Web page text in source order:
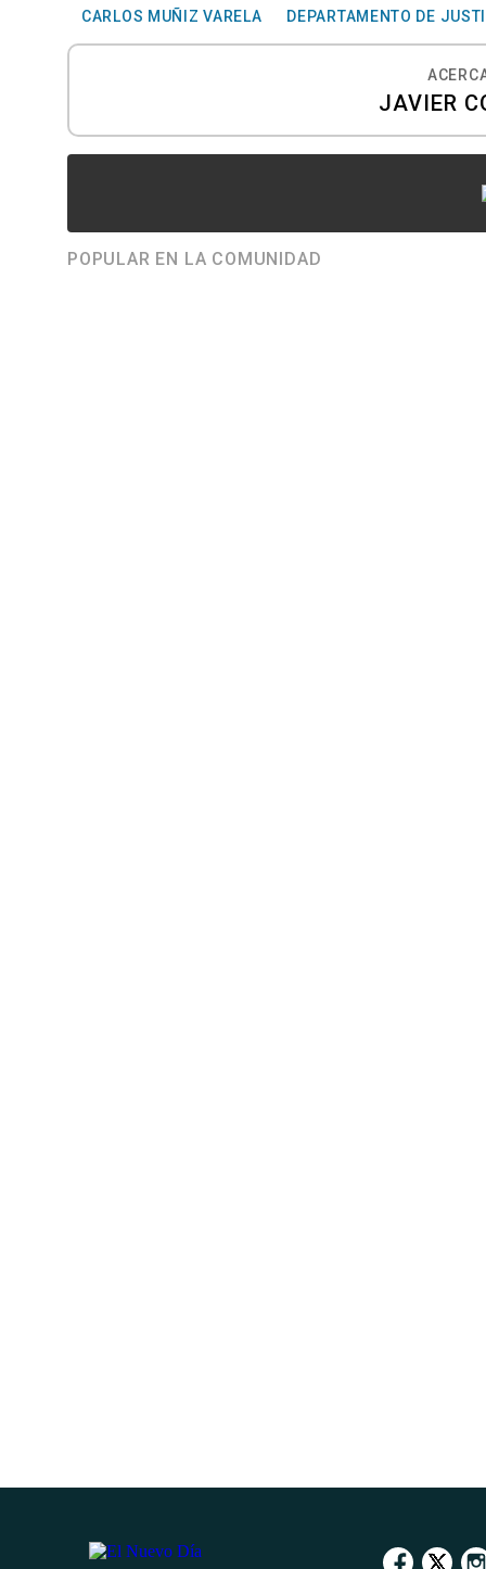
CARLOS MUÑIZ VARELA DEPARTAMENTO DE
JAVIER
POPULAR EN LA COMUNIDAD